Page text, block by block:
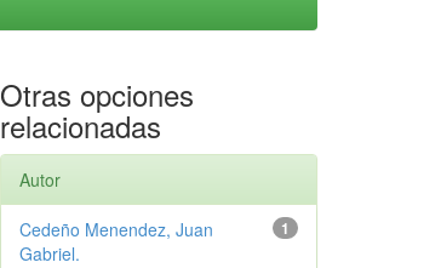
Otras opciones
relacionadas
Autor
1
Cedeño Menendez, Juan
Gabriel.